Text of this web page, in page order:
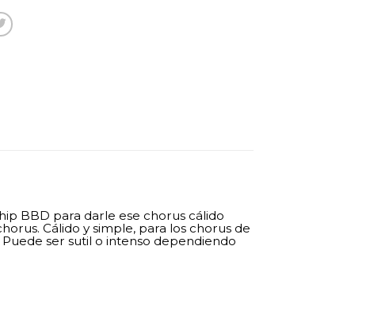
BBD para darle ese chorus cálido
Cálido y simple, para los chorus de
ser sutil o intenso dependiendo